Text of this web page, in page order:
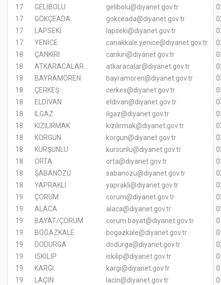
17
GELİBOLU gelibolu@diyanet.gov.tr
17
GÖKÇEADA gokceada@diyanet.gov.tr
17
LAPSEKİ lapseki@diyanet.gov.tr
17
YENİCE canakkale.yenice@diyanet.gov.tr
18
ÇANKIRI cankiri@diyanet.gov.tr
18
ATKARACALAR atkaracalar@diyanet.gov.tr
18
BAYRAMÖREN bayramoren@diyanet.gov.tr
18
ÇERKEŞ cerkes@diyanet.gov.tr
18
ELDİVAN eldivan@diyanet.gov.tr
18
ILGAZ ilgaz@diyanet.gov.tr
18
KIZILIRMAK kizilirmak@diyanet.gov.tr
18
KORGUN korgun@diyanet.gov.tr
18
KURŞUNLU kursunlu@diyanet.gov.tr
18
ORTA orta@diyanet.gov.tr
18
ŞABANÖZÜ sabanozu@diyanet.gov.tr
18
YAPRAKLI yaprakli@diyanet.gov.tr
19
ÇORUM corum@diyanet.gov.tr
19
ALACA alaca@diyanet.gov.tr
19
BAYAT/ÇORUM corum.bayat@diyanet.gov.tr
19
BOĞAZKALE bogazkale@diyanet.gov.tr
19
DODURGA dodurga@diyanet.gov.tr
19
İSKİLİP iskilip@diyanet.gov.tr
19
KARGI kargi@diyanet.gov.tr
19
LAÇİN lacin@diyanet.gov.tr